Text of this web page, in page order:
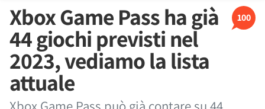
100
Xbox Game Pass ha già
44 giochi previsti nel
2023, vediamo la lista
attuale